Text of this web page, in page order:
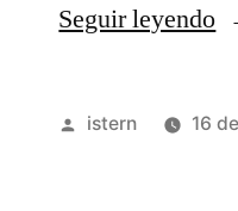
Seguir leyendo
Publicado
istern 16